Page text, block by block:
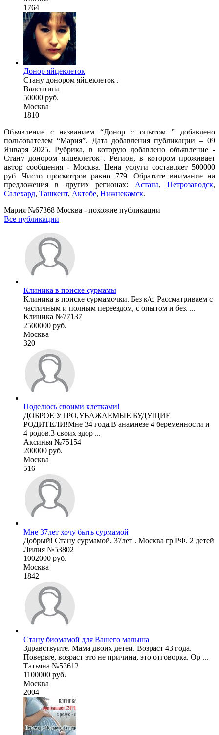
1764
Донор яйцеклеток
Стану донором яйцеклеток .
Валентина
50000 руб.
Москва
1810
Объявление с названием “Донор с опытом ” добавлено
пользователем “Мария”. Дата добавления публикации – 09
Января 2025. Рубрика, в которую добавлено объявление -
Стану донором яйцеклеток . Регион, в котором проживает
автор сообщения - Москва. Цена услуги составляет 500000
руб. Число просмотров равно 779. Обратите внимание на
предложения в других регионах: Астана,Петрозаводск,
Салехард, Ташкент, Актобе, Нижнекамск.
Мария №67368 Москва - похожие публикации
Все публикации
Клиника в поиске сурмамы
Клиника в поиске сурмамочки. Без к/с. Рассматриваем с
частичным и полным переездом, с опытом и без. ...
Клиника №77137
2500000 руб.
Москва
320
Поделюсь своими клетками!
ДОБРОЕ УТРО,УВАЖАЕМЫЕ БУДУЩИЕ
РОДИТЕЛИ!Мне 34 года.В анамнезе 4 беременности и
4 родов.3 своих здор ...
Аксинья №75154
200000 руб.
Москва
516
Мне 37лет хочу быть сурмамой
Добрый! Стану сурмамой. 37лет . Москва гр РФ. 2 детей
Лилия №53802
1002000 руб.
Москва
1842
Стану биомамой для Вашего малыша
Здравствуйте. Мама двоих детей. Возраст 43 года.
Поверьте, возраст это не причина, это отговорка. Ор ...
Татьяна №53612
1100000 руб.
Москва
2004